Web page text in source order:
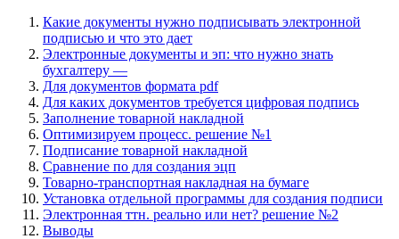
Какие документы нужно подписывать электронной
подписью и что это дает
Электронные документы и эп: что нужно знать
бухгалтеру —
Для документов формата pdf
Для каких документов требуется цифровая подпись
Заполнение товарной накладной
Оптимизируем процесс. решение №1
Подписание товарной накладной
Сравнение по для создания эцп
Товарно-транспортная накладная на бумаге
Установка отдельной программы для создания подписи
Электронная ттн. реально или нет? решение №2
Выводы